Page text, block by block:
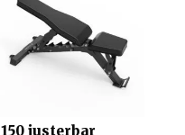
justerbar